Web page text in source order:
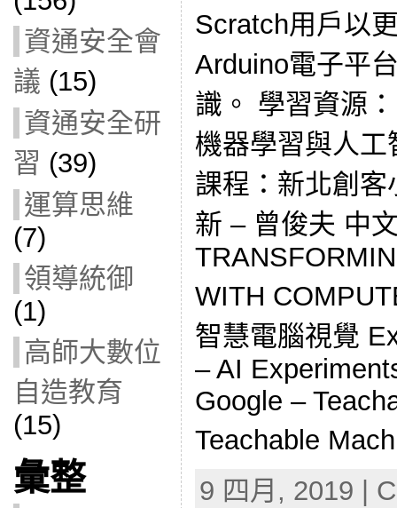
資通安全會
議 (15)
資通安全研
習 (39)
運算思維
(7)
領導統御
(1)
高師大數位
自造教育
(15)
彙整
Scratch用戶以
Arduino電子平
識。 學習資源
機器學習與人
課程：新北創
新 – 曾俊夫 中
WITH
智慧電腦視覺
– AI
Google –
Teachable
9 四月, 2019 |